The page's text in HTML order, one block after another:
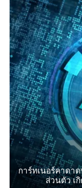
การ์ทเนอร์คาดา
ส่วนตัว เ